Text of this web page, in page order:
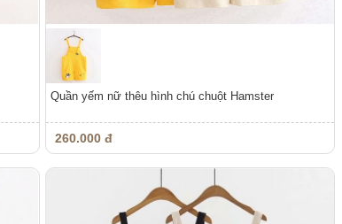
Quần yếm nữ thêu hình chú chuột Hamster
260.000 đ